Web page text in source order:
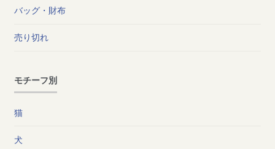
バッグ・財布
売り切れ
モチーフ別
猫
犬